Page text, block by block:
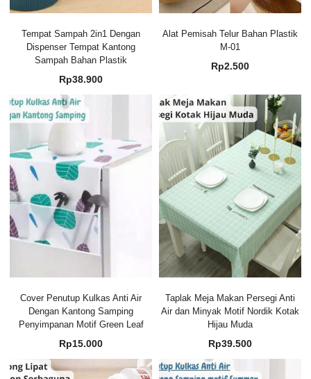
Tempat Sampah 2in1 Dengan
Dispenser Tempat Kantong
Sampah Bahan Plastik
Rp38.900
Alat Pemisah Telur Bahan Plastik
M-01
Rp2.500
Cover Penutup Kulkas Anti Air
Dengan Kantong Samping
Penyimpanan Motif Green Leaf
Rp15.000
Taplak Meja Makan Persegi Anti
Air dan Minyak Motif Nordik Kotak
Hijau Muda
Rp39.500